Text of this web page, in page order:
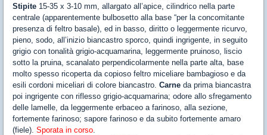
Stipite 15-35 x 3-10 mm, allargato all’apice, cilindrico nella parte
centrale (apparentemente bulbosetto alla base “per la concomitante
presenza di feltro basale), ed in basso, diritto o leggermente ricurvo,
pieno, sodo, all’inizio biancastro sporco, quindi ingrigente, in seguito
grigio con tonalità grigio-acquamarina, leggermente pruinoso, liscio
sotto la pruina, scanalato perpendicolarmente nella parte alta, base
molto spesso ricoperta da copioso feltro miceliare bambagioso e da
esili cordoni miceliari di colore biancastro. Carne da prima biancastra
poi ingrigente con riflesso grigio-acquamarina; odore allo sfregamento
delle lamelle, da leggermente erbaceo a farinoso, alla sezione,
fortemente farinoso; sapore farinoso e da subito fortemente amaro
(fiele). Sporata in corso.